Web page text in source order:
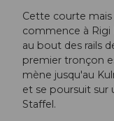
Cette courte mais
commence à Rigi
au bout des rails
premier tronçon
mène jusqu'au
et se poursuit sur
Staffel.